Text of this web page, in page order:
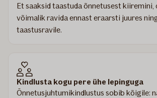
Et saaksid taastuda õnnetusest kiiremini,
võimalik ravida ennast eraarsti juures
taastusravile.
Kindlusta kogu pere ühe lepinguga
Õnnetusjuhtumikindlustus sobib kõigile: